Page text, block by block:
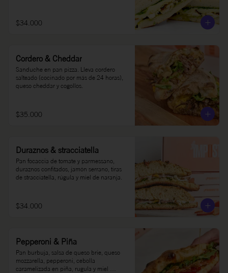
$34.000
Cordero & Cheddar
Sanduche en pan pizza. Lleva cordero
salteado (cocinado por más de 24 horas),
queso cheddar y cogollos.
$35.000
Duraznos & stracciatella
Pan focaccia de tomate y parmessano,
duraznos confitados, jamón serrano, tiras
de stracciatella, rúgula y miel de naranja.
$34.000
Pepperoni & Piña
Pan burbuja, salsa de queso brie, queso
mozzarella, pepperoni, cebolla
caramelizada en piña, rugula y miel